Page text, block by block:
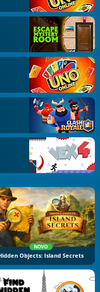
NOVO
Objects: Island Secrets